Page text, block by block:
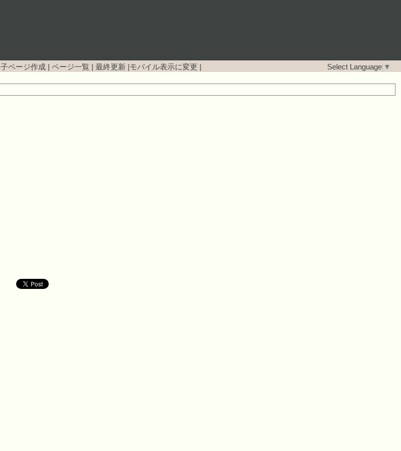
子ページ作成 ページ一覧 最終更新 モバイル表示に変更 Select Language ▼